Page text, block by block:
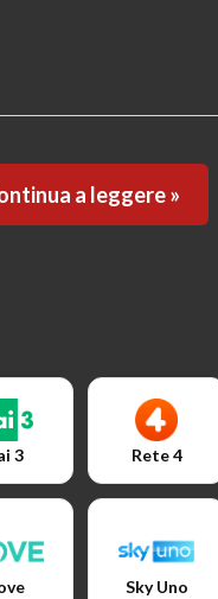
a leggere »
3 Rete 4
Sky Uno